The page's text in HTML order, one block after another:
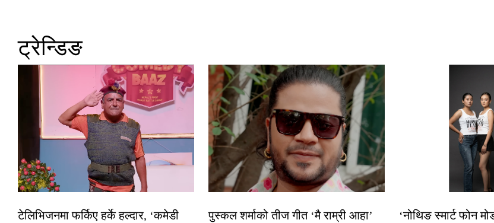
ट्रेन्डिङ
टेलिभिजनमा फर्किए हर्के हल्दार, ‘कमेडी
पुस्कल शर्माको तीज गीत ‘मै राम्री आहा’
‘नोथिङ स्मार्ट फोन